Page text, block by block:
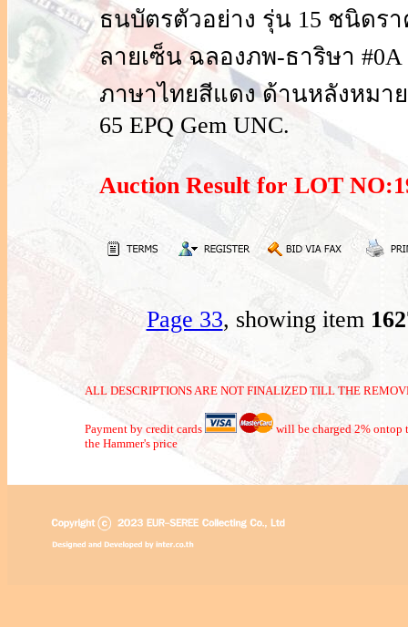
ธนบัตรตัวอย่าง รุ่น 15 ชนิดร
ลายเซ็น ฉลองภพ-ธาริษา
ภาษาไทยสีแดง ด้านหลังหมาย
65 EPQ Gem UNC.
Auction Result for LOT
Page 33, showing item
ALL DESCRIPTIONS ARE NOT FINALIZED TILL THE
Payment by credit cards
will be charged 2% ontop
the Hammer's price